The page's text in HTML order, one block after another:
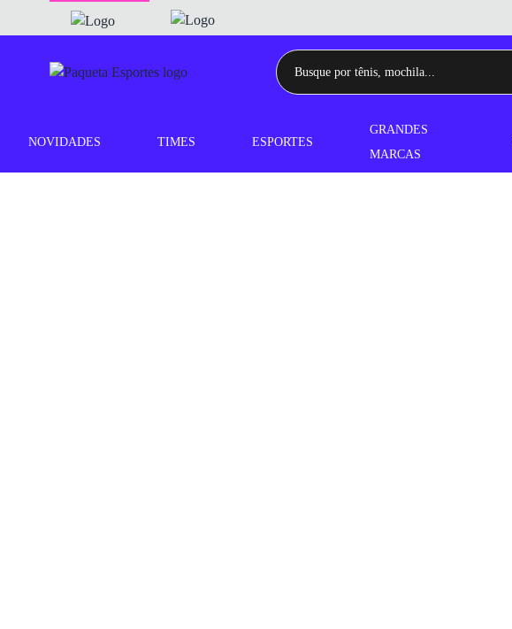
NOVIDADES TIMES ESPORTES
GRANDES
MARCAS